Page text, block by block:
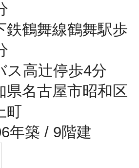
鉄鶴舞線鶴舞駅歩
ス高辻停歩4分
県名古屋市昭和区
町
年築 / 9階建